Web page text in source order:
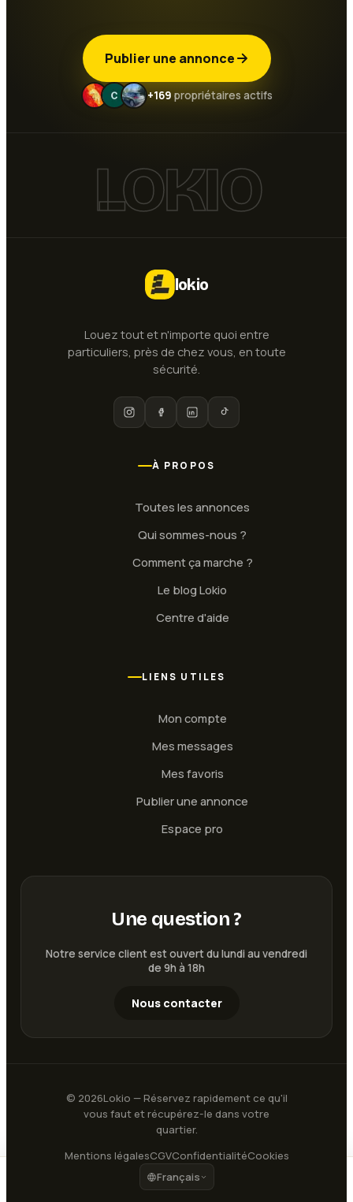
Voir les disponibilités
Publier une annonce
+169 propriétaires actifs
LOKIO
lokio
Louez tout et n'importe quoi entre
particuliers, près de chez vous, en toute
sécurité.
À PROPOS
Toutes les annonces
Qui sommes-nous ?
Comment ça marche ?
Le blog Lokio
Centre d'aide
LIENS UTILES
Mon compte
Mes messages
Mes favoris
Publier une annonce
Espace pro
Une question ?
Notre service client est ouvert du lundi au vendredi
de 9h à 18h
Nous contacter
© 2026Lokio — Réservez rapidement ce qu'il
vous faut et récupérez-le dans votre
quartier.
Mentions légalesCGVConfidentialitéCookies
Français